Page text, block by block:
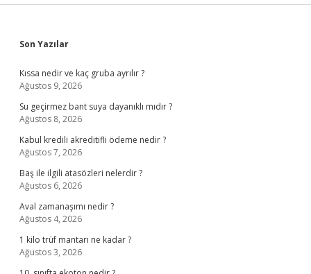
Sidebar
Son Yazılar
Kıssa nedir ve kaç gruba ayrılır ?
Ağustos 9, 2026
Su geçirmez bant suya dayanıklı mıdır ?
Ağustos 8, 2026
Kabul kredili akreditifli ödeme nedir ?
Ağustos 7, 2026
Baş ile ilgili atasözleri nelerdir ?
Ağustos 6, 2026
Aval zamanaşımı nedir ?
Ağustos 4, 2026
1 kilo trüf mantarı ne kadar ?
Ağustos 3, 2026